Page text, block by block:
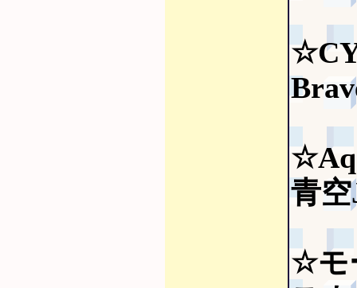
青
☆モ